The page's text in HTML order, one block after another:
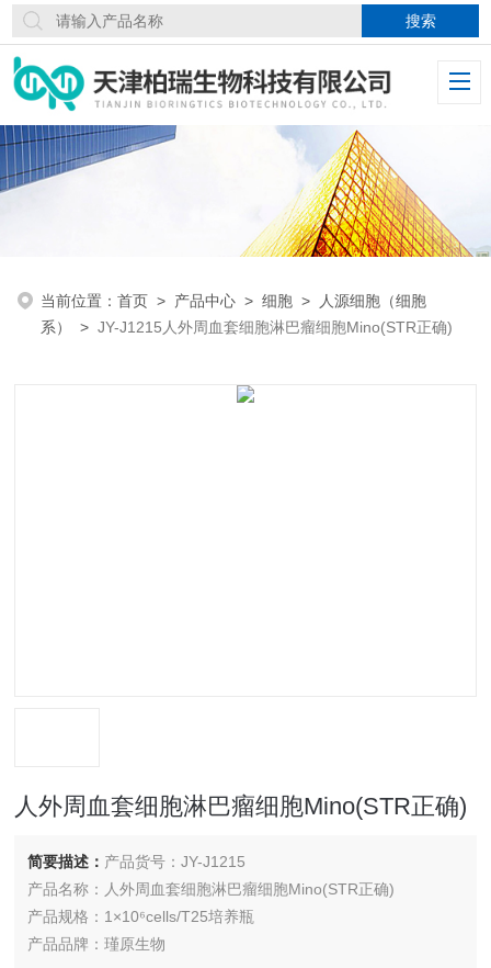
当前位置：首页 > 产品中心 >细胞 >
人源细胞（细胞
系）
>JY-J1215人外周血套细胞淋巴瘤细胞Mino(STR正确)
人外周血套细胞淋巴瘤细胞Mino(STR正确)
简要描述： 产品货号：JY-J1215
产品名称：人外周血套细胞淋巴瘤细胞Mino(STR正确)
产品规格：1×10⁶cells/T25培养瓶
产品品牌：瑾原生物